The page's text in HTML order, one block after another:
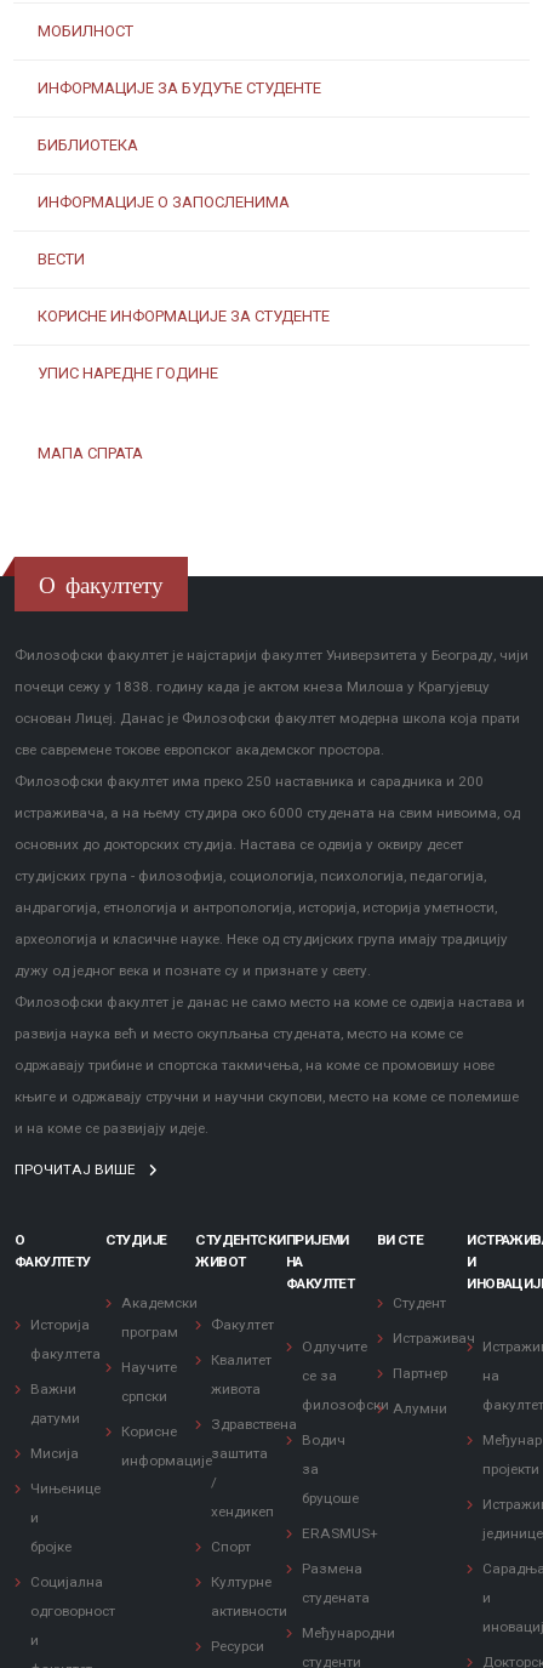
МОБИЛНОСТ
ИНФОРМАЦИЈЕ ЗА БУДУЋЕ СТУДЕНТЕ
БИБЛИОТЕКА
ИНФОРМАЦИЈЕ О ЗАПОСЛЕНИМА
ВЕСТИ
КОРИСНЕ ИНФОРМАЦИЈЕ ЗА СТУДЕНТЕ
УПИС НАРЕДНЕ ГОДИНЕ
МАПА СПРАТА
О факултету
Филозофски факултет је најстарији факултет Универзитета у Београду, чији
почеци сежу у 1838. годину када је актом кнеза Милоша у Крагујевцу
основан Лицеј. Данас је Филозофски факултет модерна школа која прати
све савремене токове европског академског простора.
Филозофски факултет има преко 250 наставника и сарадника и 200
истраживача, а на њему студира око 6000 студената на свим нивоима, од
основних до докторских студија. Настава се одвија у оквиру десет
студијских група - филозофија, социологија, психологија, педагогија,
андрагогија, етнологија и антропологија, историја, историја уметности,
археологија и класичне науке. Неке од студијских група имају традицију
дужу од једног века и познате су и признате у свету.
Филозофски факултет је данас не само место на коме се одвија настава и
развија наука већ и место окупљања студената, место на коме се
одржавају трибине и спортска такмичења, на коме се промовишу нове
књиге и одржавају стручни и научни скупови, место на коме се полемише
и на коме се развијају идеје.
ПРОЧИТАЈ ВИШЕ
О
ФАКУЛТЕТУ
Историја
факултета
Важни
датуми
Мисија
Чињенице
и
бројке
Социјална
одговорност
и
СТУДИЈЕ
Академски
програм
Научите
српски
Корисне
информације
СТУДЕНТСКИ
ЖИВОТ
Факултет
Квалитет
живота
Здравствена
заштита
/
хендикеп
Спорт
Културне
активности
Ресурси
ПРИЈЕМИ
НА
ФАКУЛТЕТ
Одлучите
се за
филозофски
Водич
за
бруцоше
ERASMUS+
Размена
студената
Међународни
студенти
ВИ СТЕ
Студент
Истраживач
Партнер
Алумни
И
на
пројекти
јединице
и